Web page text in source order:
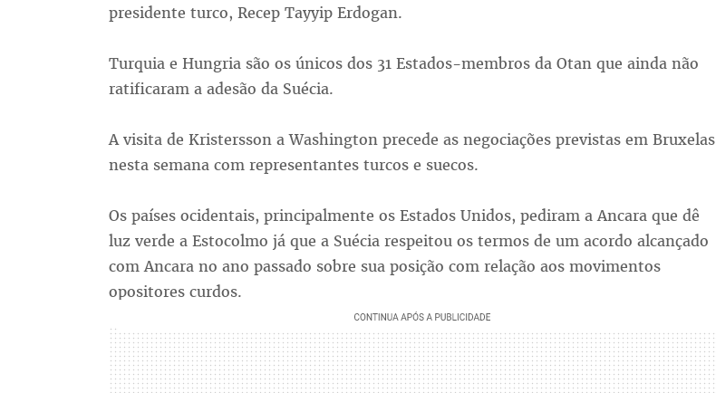
presidente turco, Recep Tayyip Erdogan.
Turquia e Hungria são os únicos dos 31 Estados-membros da Otan que ainda não
ratificaram a adesão da Suécia.
A visita de Kristersson a Washington precede as negociações previstas em Bruxelas
nesta semana com representantes turcos e suecos.
Os países ocidentais, principalmente os Estados Unidos, pediram a Ancara que dê
luz verde a Estocolmo já que a Suécia respeitou os termos de um acordo alcançado
com Ancara no ano passado sobre sua posição com relação aos movimentos
opositores curdos.